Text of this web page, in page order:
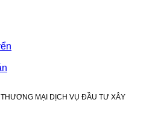
MẠI DỊCH VỤ ĐẦU TƯ XÂY